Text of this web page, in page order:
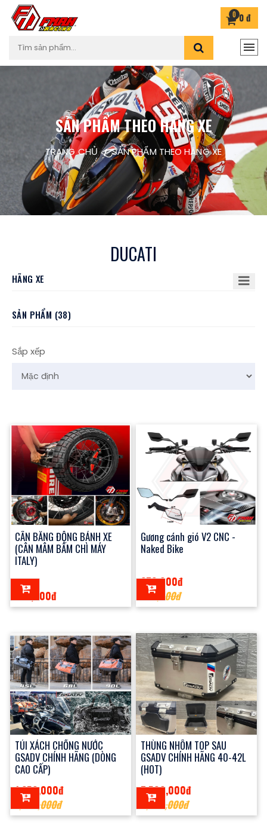
0 0 đ
SẢN PHẨM THEO HÃNG XE
TRANG CHỦ SẢN PHẨM THEO HÃNG XE
DUCATI
HÃNG XE
SẢN PHẨM (38)
Sắp xếp
CÂN BẰNG ĐỘNG BÁNH XE
(CÂN MÂM BẤM CHÌ MÁY
ITALY)
100,000đ
Gương cánh gió V2 CNC -
Naked Bike
370,000đ
400,000đ
TÚI XÁCH CHỐNG NƯỚC
GSADV CHÍNH HÃNG (DÒNG
CAO CẤP)
1,350,000đ
1,350,000đ
THÙNG NHÔM TOP SAU
GSADV CHÍNH HÃNG 40-42L
(HOT)
7,500,000đ
8,000,000đ